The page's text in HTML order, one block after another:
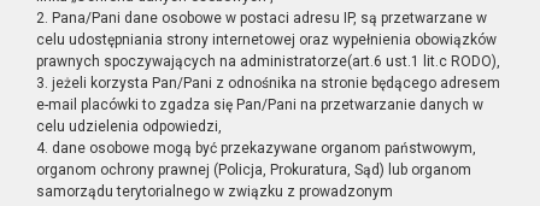
2. Pana/Pani dane osobowe w postaci adresu IP, są przetwarzane w
celu udostępniania strony internetowej oraz wypełnienia obowiązków
prawnych spoczywających na administratorze(art.6 ust.1 lit.c RODO),
3. jeżeli korzysta Pan/Pani z odnośnika na stronie będącego adresem
e-mail placówki to zgadza się Pan/Pani na przetwarzanie danych w
celu udzielenia odpowiedzi,
4. dane osobowe mogą być przekazywane organom państwowym,
organom ochrony prawnej (Policja, Prokuratura, Sąd) lub organom
samorządu terytorialnego w związku z prowadzonym